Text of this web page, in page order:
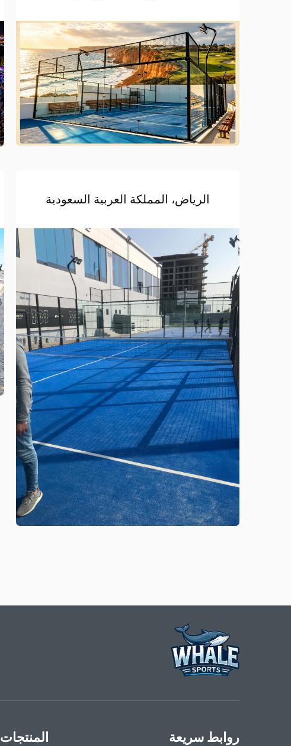
الرياض، المملكة العربية السعودية
روابط سريعة المنتجات